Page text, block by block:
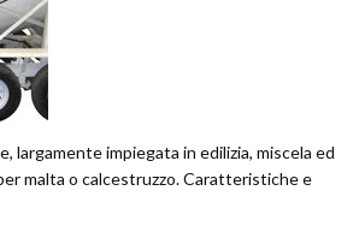
largamente impiegata in edilizia, miscela ed
malta o calcestruzzo. Caratteristiche e